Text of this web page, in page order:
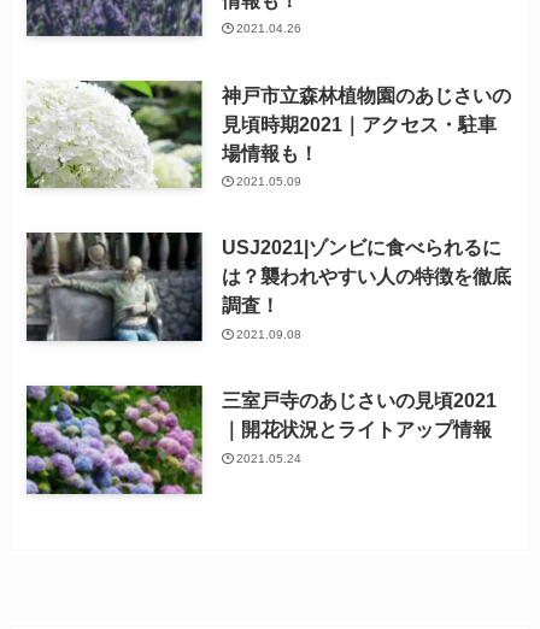
2021.04.26
神戸市立森林植物園のあじさいの
見頃時期2021｜アクセス・駐車
場情報も！
2021.05.09
USJ2021|ゾンビに食べられるに
は？襲われやすい人の特徴を徹底
調査！
2021.09.08
三室戸寺のあじさいの見頃2021
｜開花状況とライトアップ情報
2021.05.24